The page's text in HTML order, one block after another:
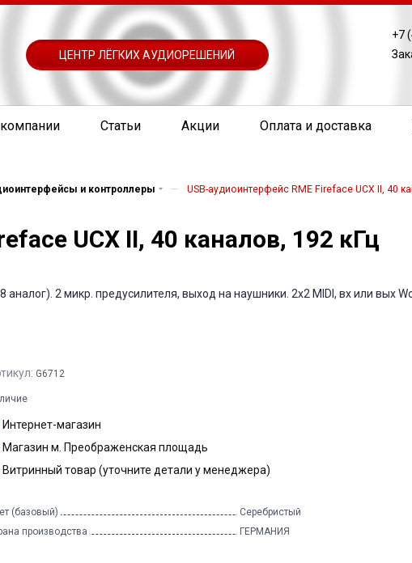
ЦЕНТР ЛЁГКИХ АУДИОРЕШЕНИЙ
+7
Статьи Акции Оплата и доставка
и контроллеры — USB-аудиоинтерфейс RME Fireface UCX II, 40
UCX II, 40 каналов, 192 кГц
аналог). 2 микр. предусилителя, выход на наушники. 2x2 MIDI, вх или вых
G6712
Интернет-магазин
Магазин м. Преображенская площадь
Витринный товар (уточните детали у менеджера)
(базовый)
Серебристый
производства
ГЕРМАНИЯ